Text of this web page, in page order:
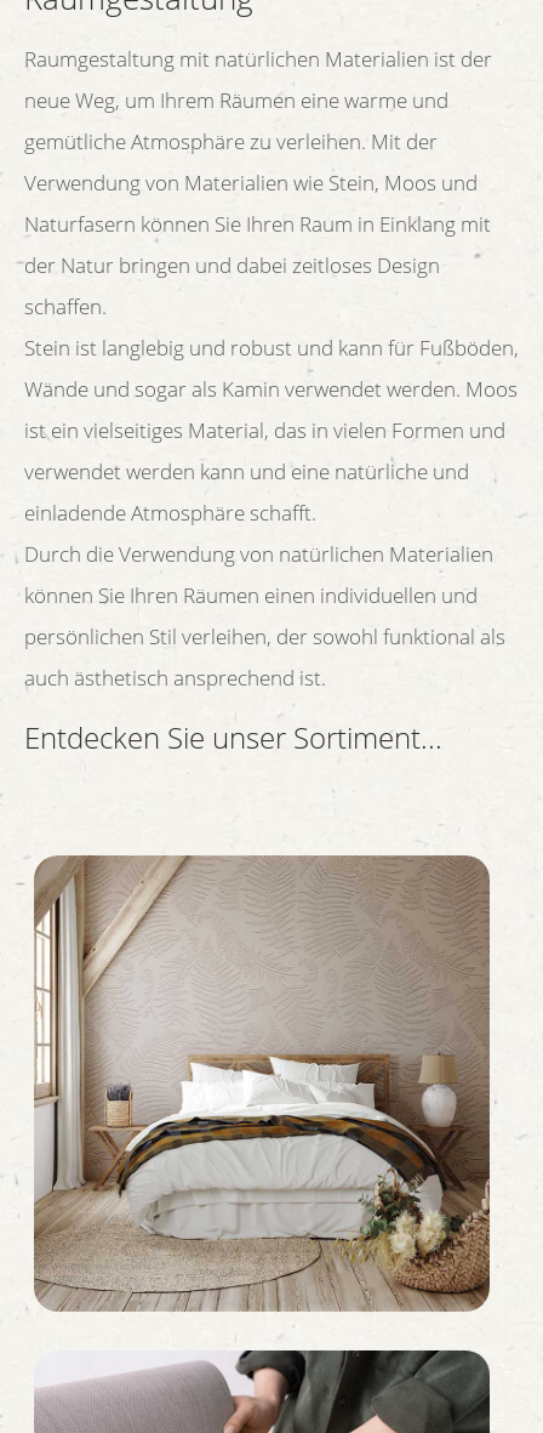
Raumgestaltung mit natürlichen Materialien ist der
neue Weg, um Ihrem Räumen eine warme und
gemütliche Atmosphäre zu verleihen. Mit der
Verwendung von Materialien wie Stein, Moos und
Naturfasern können Sie Ihren Raum in Einklang mit
der Natur bringen und dabei zeitloses Design
schaffen.
Stein ist langlebig und robust und kann für Fußböden,
Wände und sogar als Kamin verwendet werden. Moos
ist ein vielseitiges Material, das in vielen Formen und
verwendet werden kann und eine natürliche und
einladende Atmosphäre schafft.
Durch die Verwendung von natürlichen Materialien
können Sie Ihren Räumen einen individuellen und
persönlichen Stil verleihen, der sowohl funktional als
auch ästhetisch ansprechend ist.
Entdecken Sie unser Sortiment...